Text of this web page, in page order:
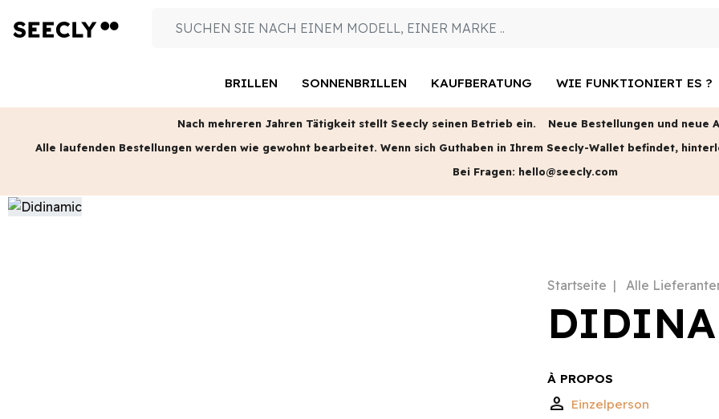
BRILLEN SONNENBRILLEN KAUFBERATUNG WIE FUNKTIONIERT ES ?
Nach mehreren Jahren Tätigkeit stellt Seecly seinen Betrieb ein.
Neue Bestellungen und neue
Alle laufenden Bestellungen werden wie gewohnt bearbeitet. Wenn sich Guthaben in Ihrem Seecly-Wallet befindet,
Bei Fragen: hello@seecly.com
Startseite Alle
À PROPOS
person Einzelperson